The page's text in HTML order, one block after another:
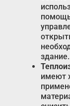
здание.
имеют